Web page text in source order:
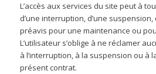
L’accès aux services du site peut à
d’une interruption, d’une
préavis pour une maintenance ou
L’utilisateur s’oblige à ne réclamer
à l’interruption, à la suspension ou à
présent contrat.